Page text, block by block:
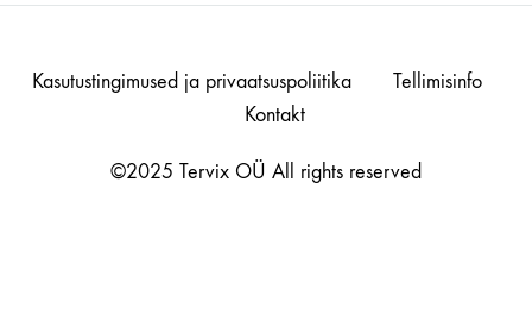
©2025 Tervix OÜ All rights reserved
Kasutustingimused ja privaatsuspoliitika
Tellimisinfo
Kontakt